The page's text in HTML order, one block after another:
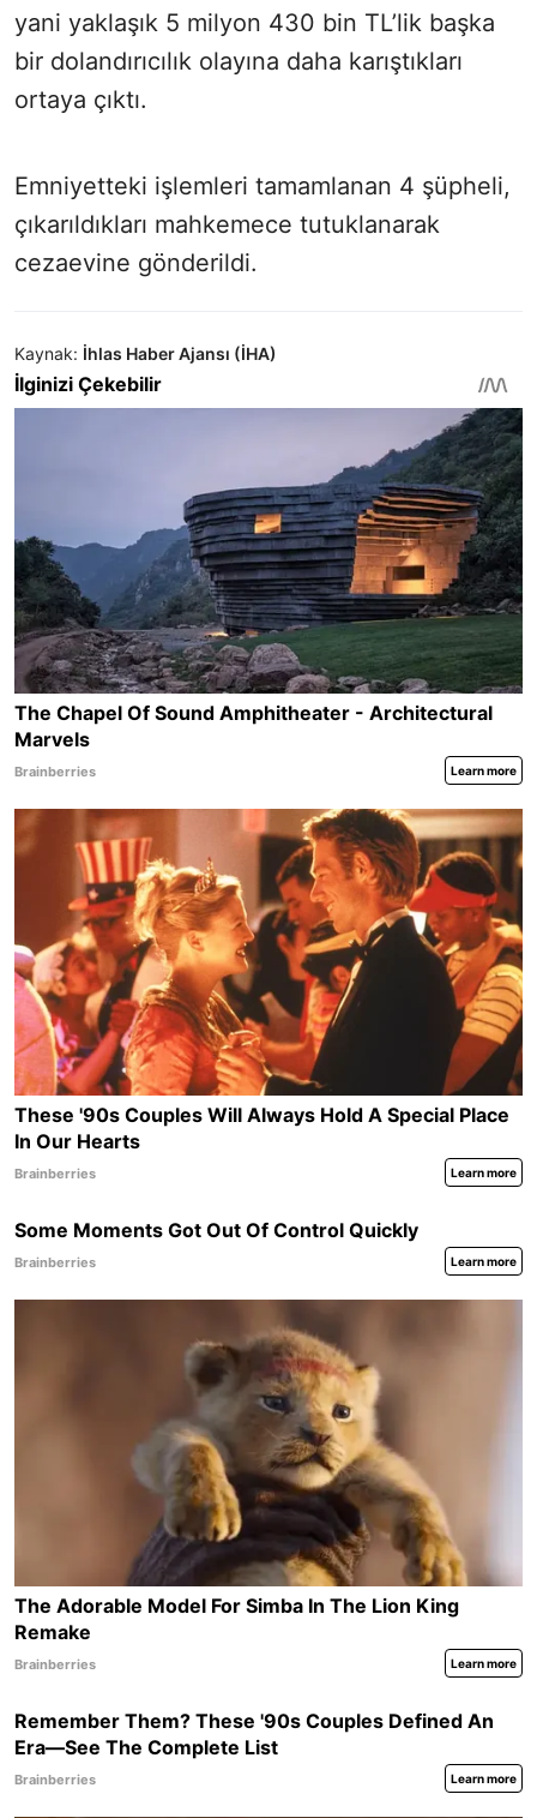
yani yaklaşık 5 milyon 430 bin TL’lik başka
bir dolandırıcılık olayına daha karıştıkları
ortaya çıktı.
Emniyetteki işlemleri tamamlanan 4 şüpheli,
çıkarıldıkları mahkemece tutuklanarak
cezaevine gönderildi.
Kaynak: İhlas Haber Ajansı (İHA)